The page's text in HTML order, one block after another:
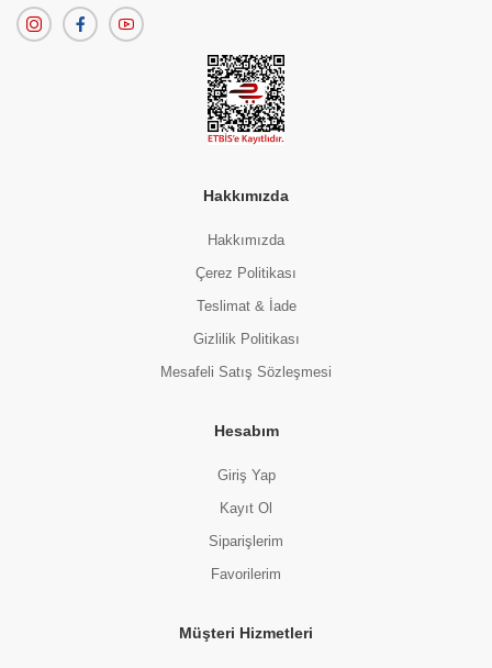
Hakkımızda
Hakkımızda
Çerez Politikası
Teslimat & İade
Gizlilik Politikası
Mesafeli Satış Sözleşmesi
Hesabım
Giriş Yap
Kayıt Ol
Siparişlerim
Favorilerim
Müşteri Hizmetleri